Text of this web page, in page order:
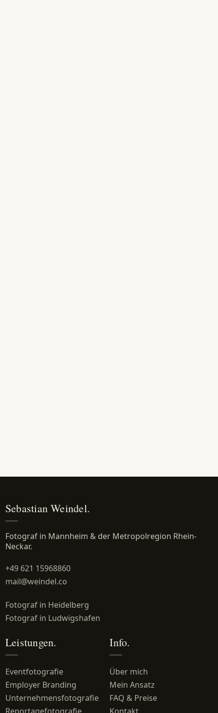
Sebastian Weindel.
Fotograf in Mannheim & der Metropolregion Rhein-
Neckar.
+49 621 15968860
mail@weindel.co
Fotograf in Heidelberg
Fotograf in Ludwigshafen
Leistungen.
Eventfotografie
Employer Branding
Unternehmensfotografie
Info.
Über mich
Mein Ansatz
FAQ & Preise